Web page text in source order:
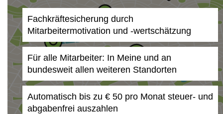
Fachkräftesicherung durch
Mitarbeitermotivation und -wertschätzung
Für alle Mitarbeiter: In Meine und an
bundesweit allen weiteren Standorten
Automatisch bis zu € 50 pro Monat steuer- und
abgabenfrei auszahlen